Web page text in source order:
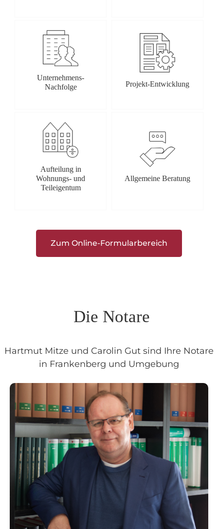
Unternehmens-
Nachfolge
Projekt-Entwicklung
Aufteilung in
Wohnungs- und
Teileigentum
Allgemeine Beratung
Zum Online-Formularbereich
Die Notare
Hartmut Mitze und Carolin Gut sind Ihre Notare
in Frankenberg und Umgebung